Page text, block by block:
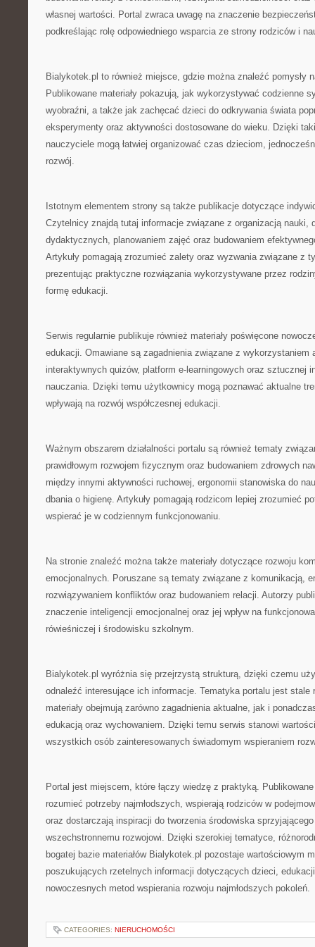
własnej wartości. Portal zwraca uwagę na znaczenie
podkreślając rolę odpowiedniego wsparcia ze strony rodziców i
Bialykotek.pl to również miejsce, gdzie można znaleźć pomysły
Publikowane materiały pokazują, jak wykorzystywać codzienne
wyobraźni, a także jak zachęcać dzieci do odkrywania świata
eksperymenty oraz aktywności dostosowane do wieku. Dzięki
nauczyciele mogą łatwiej organizować czas dzieciom,
rozwój.
Istotnym elementem strony są także publikacje dotyczące
Czytelnicy znajdą tutaj informacje związane z organizacją nauki,
dydaktycznych, planowaniem zajęć oraz budowaniem
Artykuły pomagają zrozumieć zalety oraz wyzwania związane z
prezentując praktyczne rozwiązania wykorzystywane przez
formę edukacji.
Serwis regularnie publikuje również materiały poświęcone
edukacji. Omawiane są zagadnienia związane z wykorzystaniem
interaktywnych quizów, platform e-learningowych oraz sztucznej
nauczania. Dzięki temu użytkownicy mogą poznawać aktualne
wpływają na rozwój współczesnej edukacji.
Ważnym obszarem działalności portalu są również tematy
prawidłowym rozwojem fizycznym oraz budowaniem zdrowych
między innymi aktywności ruchowej, ergonomii stanowiska do
dbania o higienę. Artykuły pomagają rodzicom lepiej zrozumieć
wspierać je w codziennym funkcjonowaniu.
Na stronie znaleźć można także materiały dotyczące rozwoju
emocjonalnych. Poruszane są tematy związane z komunikacją,
rozwiązywaniem konfliktów oraz budowaniem relacji. Autorzy
znaczenie inteligencji emocjonalnej oraz jej wpływ na
rówieśniczej i środowisku szkolnym.
Bialykotek.pl wyróżnia się przejrzystą strukturą, dzięki czemu
odnaleźć interesujące ich informacje. Tematyka portalu jest stale
materiały obejmują zarówno zagadnienia aktualne, jak i
edukacją oraz wychowaniem. Dzięki temu serwis stanowi
wszystkich osób zainteresowanych świadomym wspieraniem
Portal jest miejscem, które łączy wiedzę z praktyką.
rozumieć potrzeby najmłodszych, wspierają rodziców w
oraz dostarczają inspiracji do tworzenia środowiska
wszechstronnemu rozwojowi. Dzięki szerokiej tematyce,
bogatej bazie materiałów Bialykotek.pl pozostaje wartościowym
poszukujących rzetelnych informacji dotyczących dzieci,
nowoczesnych metod wspierania rozwoju najmłodszych pokoleń.
CATEGORIES: NIERUCHOMOŚCI